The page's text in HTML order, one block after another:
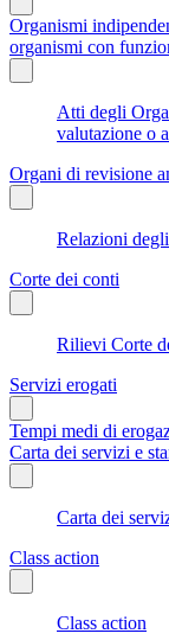
Organismi
organismi con
Atti degli
valutazione o
Organi di revisione
Relazioni
Corte dei conti
Rilievi Corte
Servizi erogati
Tempi medi di
Carta dei servizi e
Carta dei
Class action
Class action